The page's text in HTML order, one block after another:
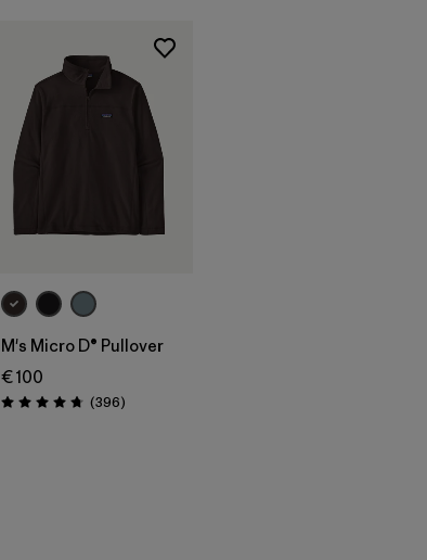
M's Micro D® Pullover
€ 100
Évaluation: 4.7 / 5
(396Avis
)